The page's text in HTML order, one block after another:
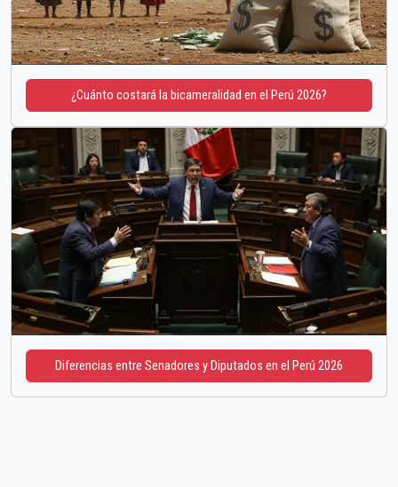
¿Cuánto costará la bicameralidad en el Perú 2026?
Diferencias entre Senadores y Diputados en el Perú 2026